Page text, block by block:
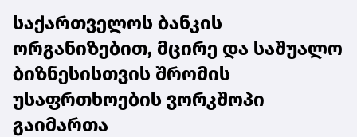
საქართველოს ბანკის
ორგანიზებით, მცირე და საშუალო
ბიზნესისთვის შრომის
უსაფრთხოების ვორკშოპი
გაიმართა